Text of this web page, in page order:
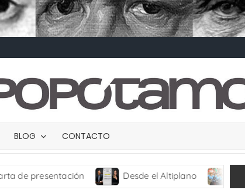
BLOG CONTACTO
Desde el Altiplano TRANCES I